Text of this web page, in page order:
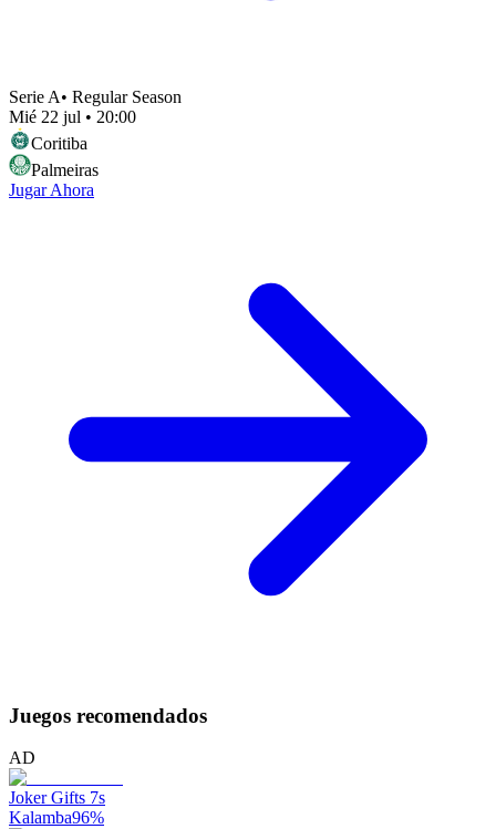
Serie A• Regular Season
Mié 22 jul • 20:00
Coritiba
Palmeiras
Jugar Ahora
Juegos recomendados
AD
Joker Gifts 7s
Kalamba96%